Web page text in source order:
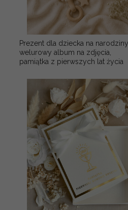
Prezent dla dziecka na narodziny
welurowy album na zdjęcia,
pamiątka z pierwszych lat życia